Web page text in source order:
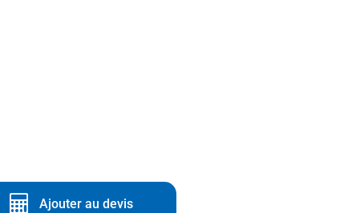
Ajouter au devis